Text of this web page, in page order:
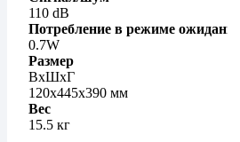
110 dB
Потребление в режиме ожидания
0.7W
Размер
ВxШxГ
120x445x390 мм
Вес
15.5 кг